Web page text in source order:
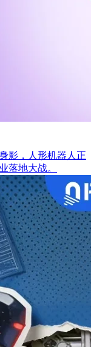
影，人形机器人正
落地大战。